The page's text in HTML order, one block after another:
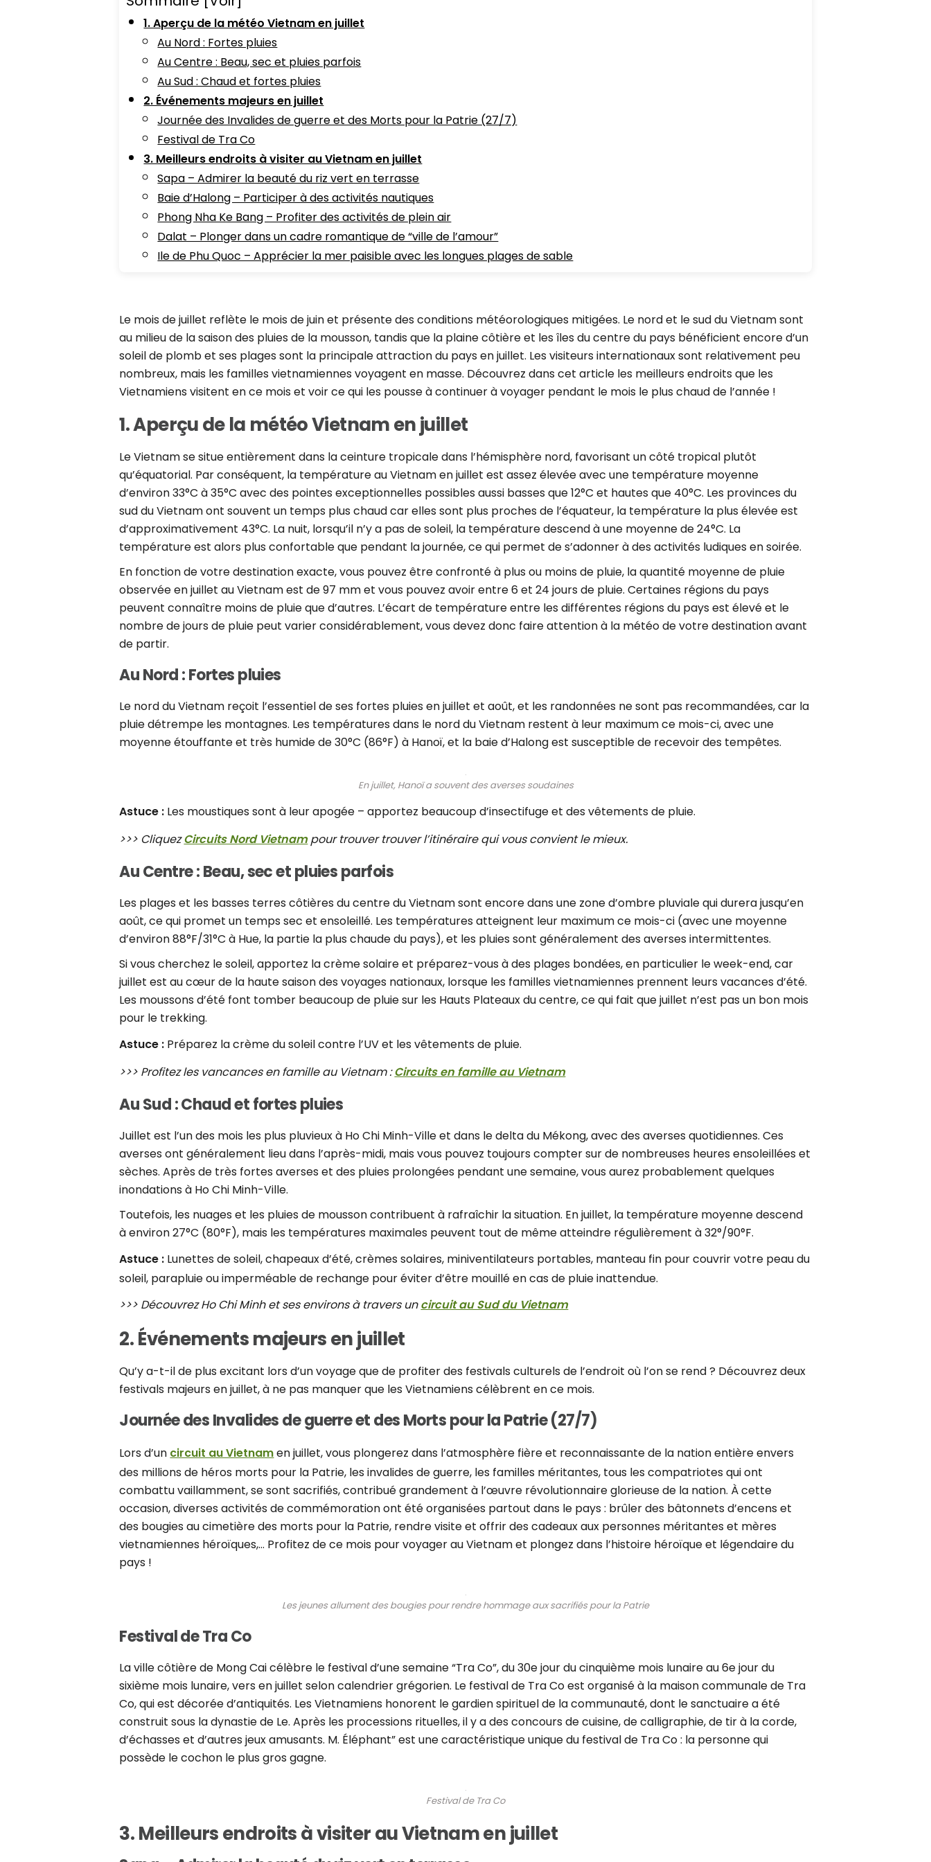
1. Aperçu de la météo Vietnam en juillet
Au Nord : Fortes pluies
Au Centre : Beau, sec et pluies parfois
Au Sud : Chaud et fortes pluies
2. Événements majeurs en juillet
Journée des Invalides de guerre et des Morts pour la Patrie (27/7)
Festival de Tra Co
3. Meilleurs endroits à visiter au Vietnam en juillet
Sapa – Admirer la beauté du riz vert en terrasse
Baie d’Halong – Participer à des activités nautiques
Phong Nha Ke Bang – Profiter des activités de plein air
Dalat – Plonger dans un cadre romantique de “ville de l’amour”
Ile de Phu Quoc – Apprécier la mer paisible avec les longues plages de sable
Le mois de juillet reflète le mois de juin et présente des conditions météorologiques mitigées. Le nord et le sud du Vietnam sont
au milieu de la saison des pluies de la mousson, tandis que la plaine côtière et les îles du centre du pays bénéficient encore d’un
soleil de plomb et ses plages sont la principale attraction du pays en juillet. Les visiteurs internationaux sont relativement peu
nombreux, mais les familles vietnamiennes voyagent en masse. Découvrez dans cet article les meilleurs endroits que les
Vietnamiens visitent en ce mois et voir ce qui les pousse à continuer à voyager pendant le mois le plus chaud de l’année !
1. Aperçu de la météo Vietnam en juillet
Le Vietnam se situe entièrement dans la ceinture tropicale dans l’hémisphère nord, favorisant un côté tropical plutôt
qu’équatorial. Par conséquent, la température au Vietnam en juillet est assez élevée avec une température moyenne
d’environ 33°C à 35°C avec des pointes exceptionnelles possibles aussi basses que 12°C et hautes que 40°C. Les provinces du
sud du Vietnam ont souvent un temps plus chaud car elles sont plus proches de l’équateur, la température la plus élevée est
d’approximativement 43°C. La nuit, lorsqu’il n’y a pas de soleil, la température descend à une moyenne de 24°C. La
température est alors plus confortable que pendant la journée, ce qui permet de s’adonner à des activités ludiques en soirée.
En fonction de votre destination exacte, vous pouvez être confronté à plus ou moins de pluie, la quantité moyenne de pluie
observée en juillet au Vietnam est de 97 mm et vous pouvez avoir entre 6 et 24 jours de pluie. Certaines régions du pays
peuvent connaître moins de pluie que d’autres. L’écart de température entre les différentes régions du pays est élevé et le
nombre de jours de pluie peut varier considérablement, vous devez donc faire attention à la météo de votre destination avant
de partir.
Au Nord : Fortes pluies
Le nord du Vietnam reçoit l’essentiel de ses fortes pluies en juillet et août, et les randonnées ne sont pas recommandées, car la
pluie détrempe les montagnes. Les températures dans le nord du Vietnam restent à leur maximum ce mois-ci, avec une
moyenne étouffante et très humide de 30°C (86°F) à Hanoï, et la baie d’Halong est susceptible de recevoir des tempêtes.
En juillet, Hanoï a souvent des averses soudaines
Astuce : Les moustiques sont à leur apogée – apportez beaucoup d’insectifuge et des vêtements de pluie.
>>> CliquezCircuits Nord Vietnampour trouver trouver l’itinéraire qui vous convient le mieux.
Au Centre : Beau, sec et pluies parfois
Les plages et les basses terres côtières du centre du Vietnam sont encore dans une zone d’ombre pluviale qui durera jusqu’en
août, ce qui promet un temps sec et ensoleillé. Les températures atteignent leur maximum ce mois-ci (avec une moyenne
d’environ 88°F/31°C à Hue, la partie la plus chaude du pays), et les pluies sont généralement des averses intermittentes.
Si vous cherchez le soleil, apportez la crème solaire et préparez-vous à des plages bondées, en particulier le week-end, car
juillet est au cœur de la haute saison des voyages nationaux, lorsque les familles vietnamiennes prennent leurs vacances d’été.
Les moussons d’été font tomber beaucoup de pluie sur les Hauts Plateaux du centre, ce qui fait que juillet n’est pas un bon mois
pour le trekking.
Astuce : Préparez la crème du soleil contre l’UV et les vêtements de pluie.
>>> Profitez les vancances en famille au Vietnam :Circuits en famille au Vietnam
Au Sud : Chaud et fortes pluies
Juillet est l’un des mois les plus pluvieux à Ho Chi Minh-Ville et dans le delta du Mékong, avec des averses quotidiennes. Ces
averses ont généralement lieu dans l’après-midi, mais vous pouvez toujours compter sur de nombreuses heures ensoleillées et
sèches. Après de très fortes averses et des pluies prolongées pendant une semaine, vous aurez probablement quelques
inondations à Ho Chi Minh-Ville.
Toutefois, les nuages et les pluies de mousson contribuent à rafraîchir la situation. En juillet, la température moyenne descend
à environ 27°C (80°F), mais les températures maximales peuvent tout de même atteindre régulièrement à 32°/90°F.
Astuce : Lunettes de soleil, chapeaux d’été, crèmes solaires, miniventilateurs portables, manteau fin pour couvrir votre peau du
soleil, parapluie ou imperméable de rechange pour éviter d’être mouillé en cas de pluie inattendue.
>>> Découvrez Ho Chi Minh et ses environs à travers uncircuit au Sud du Vietnam
2. Événements majeurs en juillet
Qu’y a-t-il de plus excitant lors d’un voyage que de profiter des festivals culturels de l’endroit où l’on se rend ? Découvrez deux
festivals majeurs en juillet, à ne pas manquer que les Vietnamiens célèbrent en ce mois.
Journée des Invalides de guerre et des Morts pour la Patrie (27/7)
Lors d’un circuit au Vietnamen juillet, vous plongerez dans l’atmosphère fière et reconnaissante de la nation entière envers
des millions de héros morts pour la Patrie, les invalides de guerre, les familles méritantes, tous les compatriotes qui ont
combattu vaillamment, se sont sacrifiés, contribué grandement à l’œuvre révolutionnaire glorieuse de la nation. À cette
occasion, diverses activités de commémoration ont été organisées partout dans le pays : brûler des bâtonnets d’encens et
des bougies au cimetière des morts pour la Patrie, rendre visite et offrir des cadeaux aux personnes méritantes et mères
vietnamiennes héroïques,… Profitez de ce mois pour voyager au Vietnam et plongez dans l’histoire héroïque et légendaire du
pays !
Les jeunes allument des bougies pour rendre hommage aux sacrifiés pour la Patrie
Festival de Tra Co
La ville côtière de Mong Cai célèbre le festival d’une semaine “Tra Co”, du 30e jour du cinquième mois lunaire au 6e jour du
sixième mois lunaire, vers en juillet selon calendrier grégorien. Le festival de Tra Co est organisé à la maison communale de Tra
Co, qui est décorée d’antiquités. Les Vietnamiens honorent le gardien spirituel de la communauté, dont le sanctuaire a été
construit sous la dynastie de Le. Après les processions rituelles, il y a des concours de cuisine, de calligraphie, de tir à la corde,
d’échasses et d’autres jeux amusants. M. Éléphant” est une caractéristique unique du festival de Tra Co : la personne qui
possède le cochon le plus gros gagne.
Festival de Tra Co
3. Meilleurs endroits à visiter au Vietnam en juillet